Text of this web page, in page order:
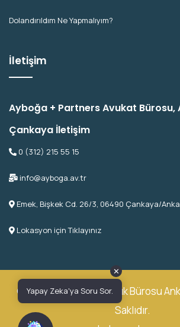
Dolandırıldım Ne Yapmalıyım?
İletişim
Ayboğa + Partners Avukat Bürosu,
Çankaya İletişim
0 (312) 215 55 15
info@ayboga.av.tr
Emek, Bişkek Cd. 26/3, 06490 Çankaya/
Lokasyon için Tıklayınız
© 2026 Ayboğa Avukatlık Bürosu
Saklıdır.
✕
Yapay Zeka'ya Soru Sor.